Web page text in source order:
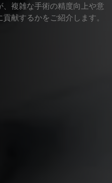
複雑な手術の精度向上や意
献するかをご紹介します。